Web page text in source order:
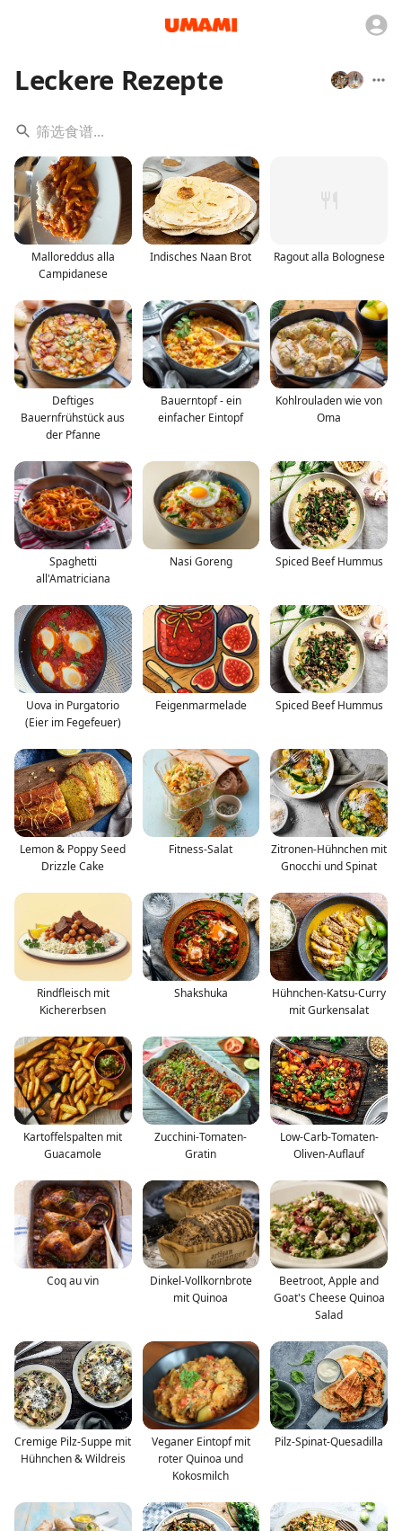
Leckere Rezepte
Malloreddus alla
Campidanese
Indisches Naan Brot Ragout alla Bolognese
Deftiges
Bauernfrühstück aus
der Pfanne
Bauerntopf - ein
einfacher Eintopf
Kohlrouladen wie von
Oma
Spaghetti
all'Amatriciana
Nasi Goreng Spiced Beef Hummus
Uova in Purgatorio
(Eier im Fegefeuer)
Feigenmarmelade Spiced Beef Hummus
Lemon & Poppy Seed
Drizzle Cake
Fitness-Salat
Zitronen-Hühnchen mit
Gnocchi und Spinat
Rindfleisch mit
Kichererbsen
Shakshuka
Hühnchen-Katsu-Curry
mit Gurkensalat
Kartoffelspalten mit
Guacamole
Zucchini-Tomaten-
Gratin
Low-Carb-Tomaten-
Oliven-Auflauf
Coq au vin
Dinkel-Vollkornbrote
mit Quinoa
Beetroot, Apple and
Goat's Cheese Quinoa
Salad
Cremige Pilz-Suppe mit
Hühnchen & Wildreis
Veganer Eintopf mit
roter Quinoa und
Kokosmilch
Pilz-Spinat-Quesadilla